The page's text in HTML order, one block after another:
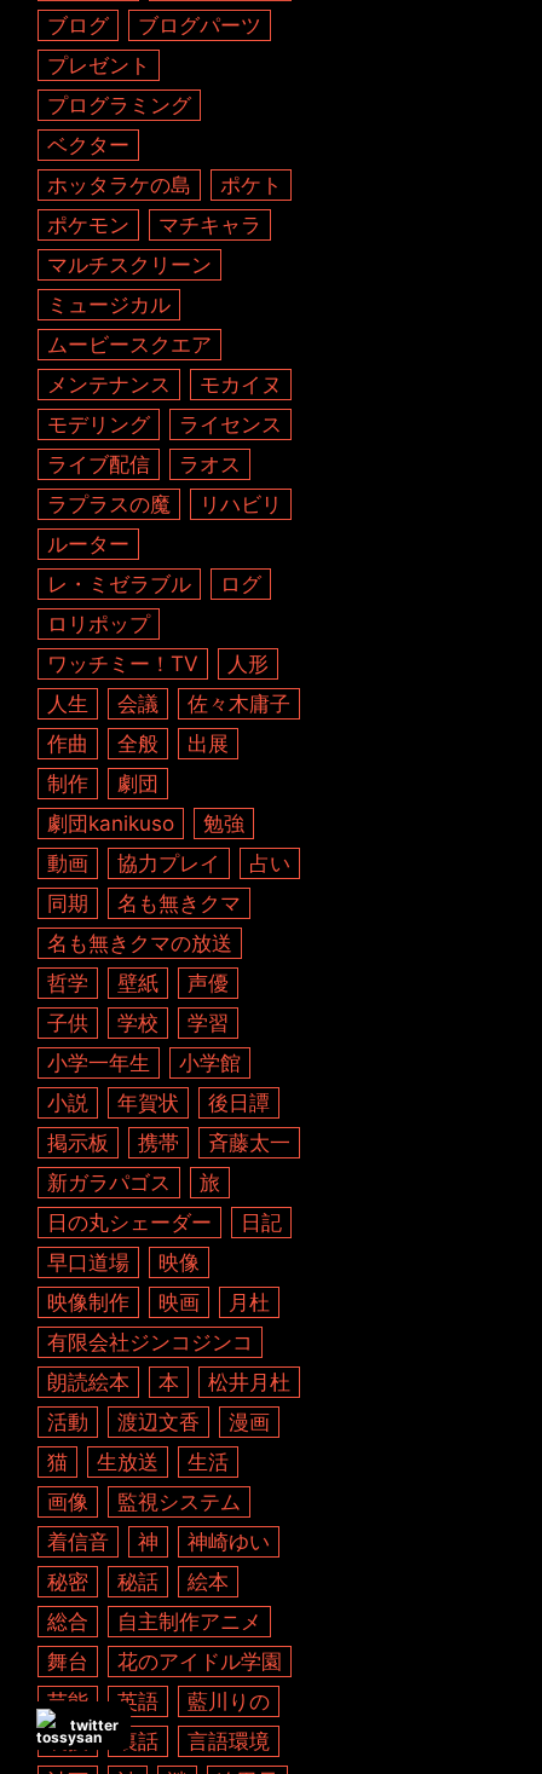
ブログ
ブログパーツ
プレゼント
プログラミング
ベクター
ホッタラケの島
ポケト
ポケモン
マチキャラ
マルチスクリーン
ミュージカル
ムービースクエア
メンテナンス
モカイヌ
モデリング
ライセンス
ライブ配信
ラオス
ラプラスの魔
リハビリ
ルーター
レ・ミゼラブル
ログ
ロリポップ
ワッチミー！TV
人形
人生
会議
佐々木庸子
作曲
全般
出展
制作
劇団
劇団kanikuso
勉強
動画
協力プレイ
占い
同期
名も無きクマ
名も無きクマの放送
哲学
壁紙
声優
子供
学校
学習
小学一年生
小学館
小説
年賀状
後日譚
掲示板
携帯
斉藤太一
新ガラパゴス
旅
日の丸シェーダー
日記
早口道場
映像
映像制作
映画
月杜
有限会社ジンコジンコ
朗読絵本
本
松井月杜
活動
渡辺文香
漫画
猫
生放送
生活
画像
監視システム
着信音
神
神崎ゆい
秘密
秘話
絵本
総合
自主制作アニメ
舞台
花のアイドル学園
芸能
英語
藍川りの
裏技
裏話
言語環境
twitter